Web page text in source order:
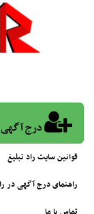
درج آگهی
قوانین سایت راد تبلیغ
راهنمای درج آگهی در